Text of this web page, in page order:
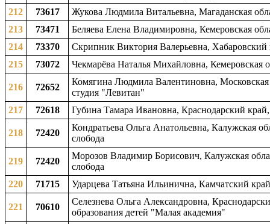
212
73617
Жукова Людмила Витальевна, Магаданская
213
73471
Беляева Елена Владимировна, Кемеровская
214
73370
Скрипник Виктория Валерьевна,
215
73072 Чекмарёва Наталья Михайловна,
216 72652
Комягина Людмила Валентиновна,
студия "Левитан"
217
72618 Губина Тамара Ивановна, Краснодарский
218 72420
Кондратьева Ольга Анатольевна, Калужская
слобода
219 72420
Морозов Владимир Борисович, Калужская
слобода
220
71715 Ударцева Татьяна Ильинична, Камчатский
221 70610
Селезнева Ольга Александровна,
образования детей "Малая академия"